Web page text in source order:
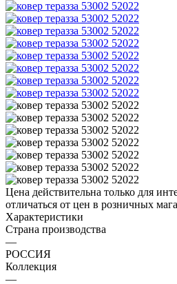
Цена действительна только для
отличаться от цен в розничных
Характеристики
Страна производства
—
РОССИЯ
Коллекция
—